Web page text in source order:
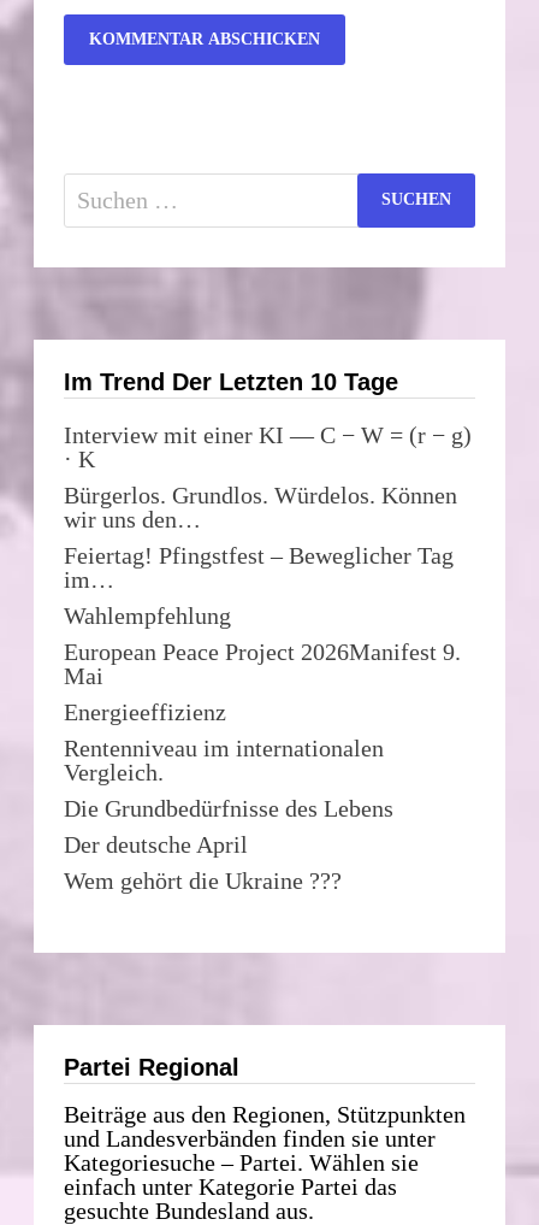
Suchen
nach:
Im Trend Der Letzten 10 Tage
Interview mit einer KI — C − W = (r − g)
· K
Bürgerlos. Grundlos. Würdelos. Können
wir uns den…
Feiertag! Pfingstfest – Beweglicher Tag
im…
Wahlempfehlung
European Peace Project 2026Manifest 9.
Mai
Energieeffizienz
Rentenniveau im internationalen
Vergleich.
Die Grundbedürfnisse des Lebens
Der deutsche April
Wem gehört die Ukraine ???
Partei Regional
Beiträge aus den Regionen, Stützpunkten
und Landesverbänden finden sie unter
Kategoriesuche – Partei. Wählen sie
einfach unter Kategorie Partei das
gesuchte Bundesland aus.